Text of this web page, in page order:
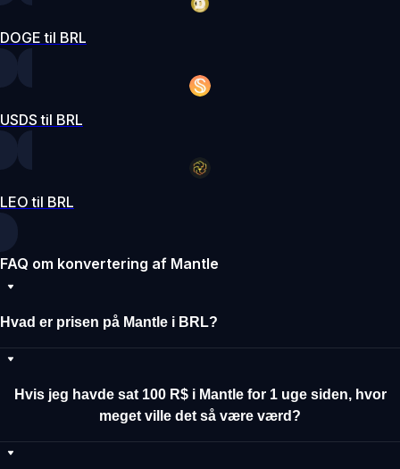
DOGE til BRL
USDS til BRL
LEO til BRL
FAQ om konvertering af Mantle
Hvad er prisen på Mantle i BRL?
Hvis jeg havde sat 100 R$ i Mantle for 1 uge siden, hvor
meget ville det så være værd?